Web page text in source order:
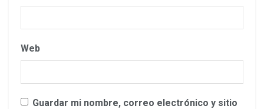
Web
Guardar mi nombre, correo electrónico y sitio